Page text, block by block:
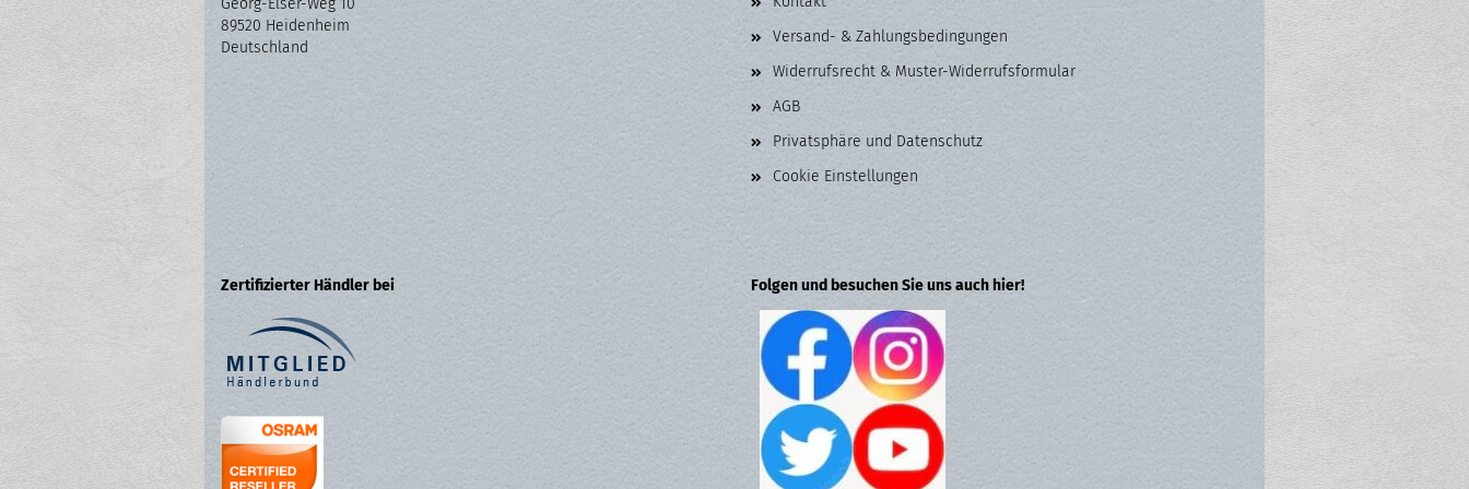
Georg-Elser-Weg 10
89520 Heidenheim
Deutschland
Versand- & Zahlungsbedingungen
Widerrufsrecht & Muster-Widerrufsformular
AGB
Privatsphäre und Datenschutz
Cookie Einstellungen
Zertifizierter Händler bei Folgen und besuchen Sie uns auch hier!